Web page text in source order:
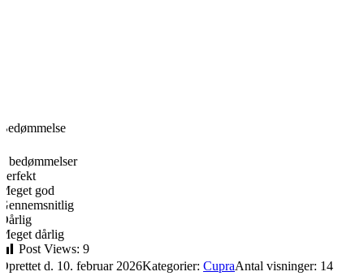
Bedømmelse
0 bedømmelser
Perfekt
Meget god
Gennemsnitlig
Dårlig
Meget dårlig
Post Views: 9
Oprettet d. 10. februar 2026Kategorier:CupraAntal visninger: 14